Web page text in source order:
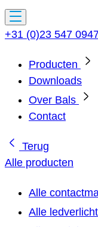
+31 (0)23 547
Producten
Downloads
Over Bals
Contact
Terug
Alle producten
Alle
Alle